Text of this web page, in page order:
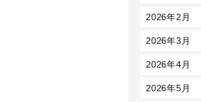
2026年2月
2026年3月
2026年4月
2026年5月